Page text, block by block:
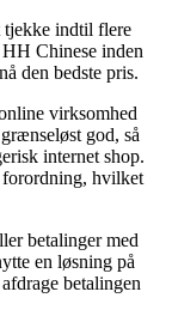
tjekke indtil flere
Chinese inden
den bedste pris.
virksomhed
god, så
internet shop.
forordning, hvilket
betalinger med
en løsning på
betalingen